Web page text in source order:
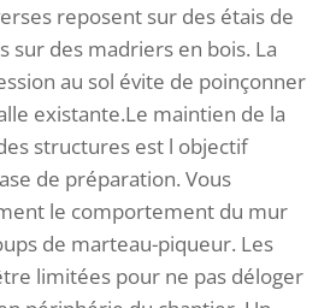
reposent sur des étais de
sur des madriers en bois. La
au sol évite de poinçonner
existante.Le maintien de la
structures est l objectif
de préparation. Vous
le comportement du mur
de marteau-piqueur. Les
limitées pour ne pas déloger